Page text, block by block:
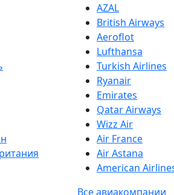
AZAL
British Airways
Aeroflot
Lufthansa
Turkish Airlines
Ryanair
Emirates
Qatar Airways
Wizz Air
Air France
Air Astana
American
Все авиакомпании